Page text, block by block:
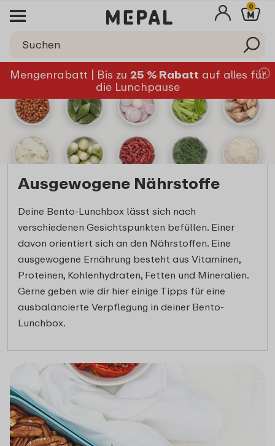
0
Mengenrabatt | Bis zu 25 % Rabatt auf alles für
die Lunchpause
Ausgewogene Nährstoffe
Deine Bento-Lunchbox lässt sich nach
verschiedenen Gesichtspunkten befüllen. Einer
davon orientiert sich an den Nährstoffen. Eine
ausgewogene Ernährung besteht aus Vitaminen,
Proteinen, Kohlenhydraten, Fetten und Mineralien.
Gerne geben wie dir hier einige Tipps für eine
ausbalancierte Verpflegung in deiner Bento-
Lunchbox.